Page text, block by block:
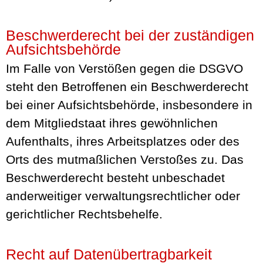
Beschwerde­recht bei der zuständigen
Aufsichts­behörde
Im Falle von Verstößen gegen die DSGVO
steht den Betroffenen ein Beschwerderecht
bei einer Aufsichtsbehörde, insbesondere in
dem Mitgliedstaat ihres gewöhnlichen
Aufenthalts, ihres Arbeitsplatzes oder des
Orts des mutmaßlichen Verstoßes zu. Das
Beschwerderecht besteht unbeschadet
anderweitiger verwaltungsrechtlicher oder
gerichtlicher Rechtsbehelfe.
Recht auf Daten­übertrag­barkeit